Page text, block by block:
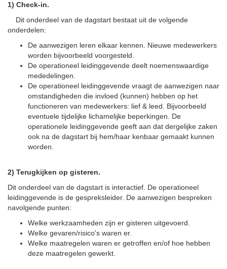
1) Check-in.
Dit onderdeel van de dagstart bestaat uit de volgende
onderdelen:
De aanwezigen leren elkaar kennen. Nieuwe medewerkers
worden bijvoorbeeld voorgesteld.
De operationeel leidinggevende deelt noemenswaardige
mededelingen.
De operationeel leidinggevende vraagt de aanwezigen naar
omstandigheden die invloed (kunnen) hebben op het
functioneren van medewerkers: lief & leed. Bijvoorbeeld
eventuele tijdelijke lichamelijke beperkingen. De
operationele leidinggevende geeft aan dat dergelijke zaken
ook na de dagstart bij hem/haar kenbaar gemaakt kunnen
worden.
2) Terugkijken op gisteren.
Dit onderdeel van de dagstart is interactief. De operationeel
leidinggevende is de gespreksleider. De aanwezigen bespreken
navolgende punten:
Welke werkzaamheden zijn er gisteren uitgevoerd.
Welke gevaren/risico's waren er.
Welke maatregelen waren er getroffen en/of hoe hebben
deze maatregelen gewerkt.